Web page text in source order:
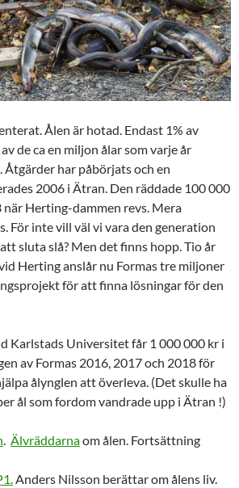
Ålen är hotad. Endast 1% av
de ca en miljon ålar som varje år
Åtgärder har påbörjats och en
2006 i Ätran. Den räddade 100 000
Herting-dammen revs. Mera
För inte vill väl vi vara den generation
sluta slå? Men det finns hopp. Tio år
Herting anslår nu Formas tre miljoner
för att finna lösningar för den
Karlstads Universitet får 1 000 000 kr i
av Formas 2016, 2017 och 2018 för
ålynglen att överleva. (Det skulle ha
ål som fordom vandrade upp i Ätran !)
. Älvräddarnaom ålen. Fortsättning
Anders Nilsson berättar om ålens liv.